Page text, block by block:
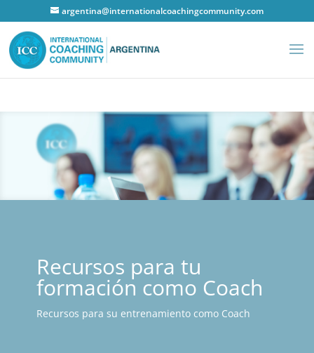
argentina@internationalcoachingcommunity.com
Recursos para tu
formación como Coach
Recursos para su entrenamiento como Coach